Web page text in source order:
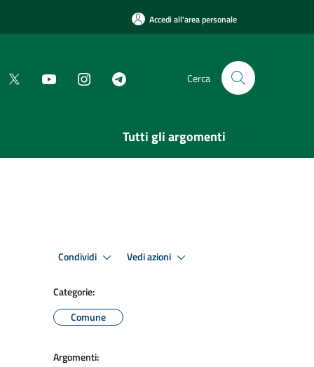
Accedi all'area personale
Cerca
Tutti gli argomenti
Condividi Vedi azioni
Categorie:
Comune
Argomenti: